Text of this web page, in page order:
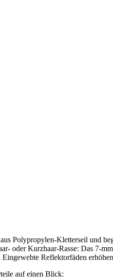
Polypropylen-Kletterseil und
oder Kurzhaar-Rasse: Das 7-
Reflektorfäden
auf einen Blick: